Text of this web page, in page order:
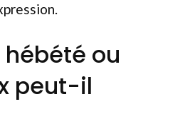
hébété ou
peut-il